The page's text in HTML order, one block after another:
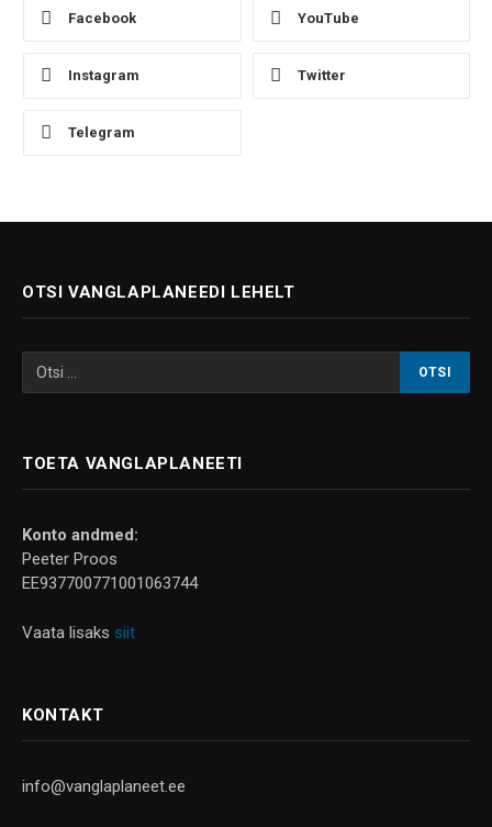
Facebook YouTube
Instagram Twitter
Telegram
OTSI VANGLAPLANEEDI LEHELT
TOETA VANGLAPLANEETI
Konto andmed:
Peeter Proos
EE937700771001063744
Vaata lisaks siit
KONTAKT
info@vanglaplaneet.ee